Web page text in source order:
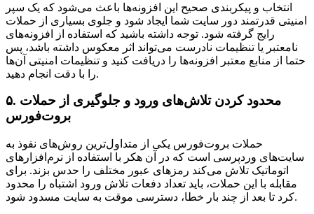
انتخاب و پیکربندی صحیح این افزونه‌ها باعث می‌شود که یک سپر
امنیتی قدرتمند دور سایت شما ایجاد شود و جلوی بسیاری از حملات
رایج گرفته شود. توجه داشته باشید که استفاده از افزونه‌های
نامعتبر یا تنظیمات نادرست می‌تواند اثر معکوس داشته باشد، پس
حتما از منابع معتبر افزونه‌ها را دریافت کنید و تنظیمات امنیتی آن‌ها
را با دقت انجام دهید.
۵. محدود کردن تلاش‌های ورود و جلوگیری از حملات
بروت‌فورس
حملات بروت‌فورس یکی از متداول‌ترین روش‌های نفوذ به
سایت‌های وردپرسی است که در آن هکر با استفاده از نرم‌افزارهای
اتوماتیک تلاش می‌کند رمزهای عبور مختلف را حدس بزند. برای
مقابله با این حملات، باید تعداد دفعات تلاش ورود اشتباه را محدود
کرد تا بعد از چند بار خطا، دسترسی موقت به سایت مسدود شود.